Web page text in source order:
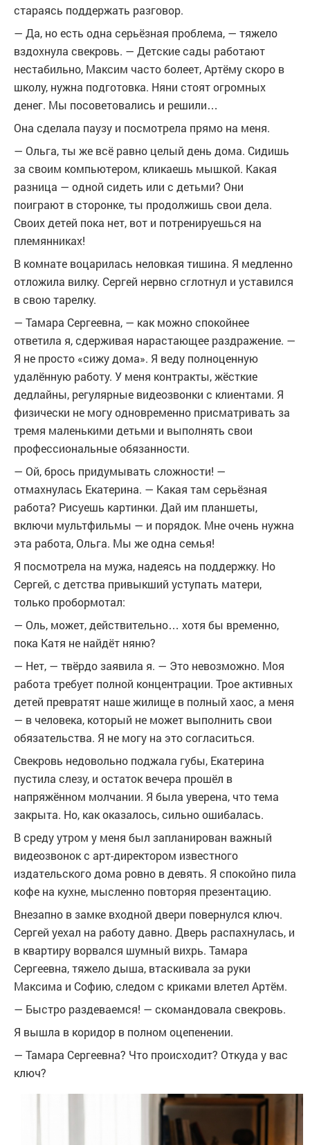
стараясь поддержать разговор.
— Да, но есть одна серьёзная проблема, — тяжело
вздохнула свекровь. — Детские сады работают
нестабильно, Максим часто болеет, Артёму скоро в
школу, нужна подготовка. Няни стоят огромных
денег. Мы посоветовались и решили…
Она сделала паузу и посмотрела прямо на меня.
— Ольга, ты же всё равно целый день дома. Сидишь
за своим компьютером, кликаешь мышкой. Какая
разница — одной сидеть или с детьми? Они
поиграют в сторонке, ты продолжишь свои дела.
Своих детей пока нет, вот и потренируешься на
племянниках!
В комнате воцарилась неловкая тишина. Я медленно
отложила вилку. Сергей нервно сглотнул и уставился
в свою тарелку.
— Тамара Сергеевна, — как можно спокойнее
ответила я, сдерживая нарастающее раздражение. —
Я не просто «сижу дома». Я веду полноценную
удалённую работу. У меня контракты, жёсткие
дедлайны, регулярные видеозвонки с клиентами. Я
физически не могу одновременно присматривать за
тремя маленькими детьми и выполнять свои
профессиональные обязанности.
— Ой, брось придумывать сложности! —
отмахнулась Екатерина. — Какая там серьёзная
работа? Рисуешь картинки. Дай им планшеты,
включи мультфильмы — и порядок. Мне очень нужна
эта работа, Ольга. Мы же одна семья!
Я посмотрела на мужа, надеясь на поддержку. Но
Сергей, с детства привыкший уступать матери,
только пробормотал:
— Оль, может, действительно… хотя бы временно,
пока Катя не найдёт няню?
— Нет, — твёрдо заявила я. — Это невозможно. Моя
работа требует полной концентрации. Трое активных
детей превратят наше жилище в полный хаос, а меня
— в человека, который не может выполнить свои
обязательства. Я не могу на это согласиться.
Свекровь недовольно поджала губы, Екатерина
пустила слезу, и остаток вечера прошёл в
напряжённом молчании. Я была уверена, что тема
закрыта. Но, как оказалось, сильно ошибалась.
В среду утром у меня был запланирован важный
видеозвонок с арт-директором известного
издательского дома ровно в девять. Я спокойно пила
кофе на кухне, мысленно повторяя презентацию.
Внезапно в замке входной двери повернулся ключ.
Сергей уехал на работу давно. Дверь распахнулась, и
в квартиру ворвался шумный вихрь. Тамара
Сергеевна, тяжело дыша, втаскивала за руки
Максима и Софию, следом с криками влетел Артём.
— Быстро раздеваемся! — скомандовала свекровь.
Я вышла в коридор в полном оцепенении.
— Тамара Сергеевна? Что происходит? Откуда у вас
ключ?